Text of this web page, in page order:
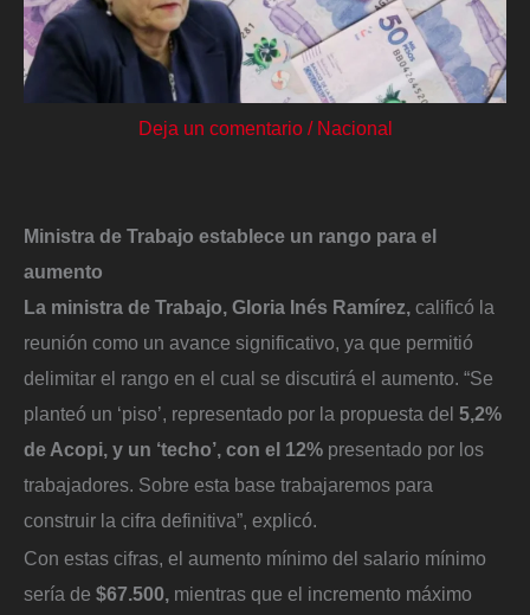
Deja un comentario / Nacional
Ministra de Trabajo establece un rango para el
aumento
La ministra de Trabajo, Gloria Inés Ramírez, calificó la
reunión como un avance significativo, ya que permitió
delimitar el rango en el cual se discutirá el aumento. “Se
planteó un ‘piso’, representado por la propuesta del 5,2%
de Acopi, y un ‘techo’, con el 12% presentado por los
trabajadores. Sobre esta base trabajaremos para
construir la cifra definitiva”, explicó.
Con estas cifras, el aumento mínimo del salario mínimo
sería de $67.500, mientras que el incremento máximo